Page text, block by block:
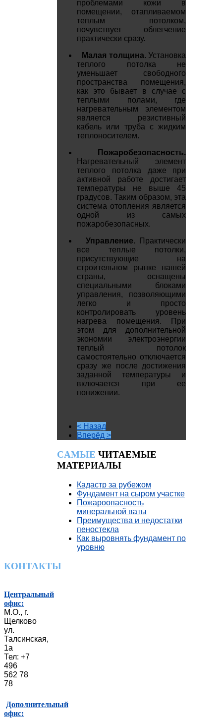
проблемами кожи в
помещении, отапливаемом
теплым потолком,
почувствует облегчение
практически сразу.
Малая толщина. Установка
теплого потолка не
уменьшает свободного
пространства помещения,
как это бывает в случае с
теплыми полами, где
нагревательным элементом
является резистивный
кабель или труба с жидким
теплоносителем.
Пожаробезопасность.
Нагревательный элемент
теплого потолка даже при
активной работе достигает
температуры не выше 45
градусов. Таким образом, эта
система отопления является
одной из самых
пожаробезопасных.
Управление. Практически
все теплые потолки,
присутствующие на
строительном рынке нашей
страны, оснащены
специальными блоками
управления, позволяющими
легко и просто
контролировать уровень
нагрева помещения. При
этом для дополнительной
экономии электроэнергии
теплый потолок
самостоятельно отключается
сразу же после достижения
заданной температуры и
включается при ее
понижении.
< Назад
Вперёд >
CАМЫЕ ЧИТАЕМЫЕ
МАТЕРИАЛЫ
Кадастр за рубежом
Фундамент на сыром участке
Пожароопасность
минеральной ваты
Преимущества и недостатки
пеностекла
Как выровнять фундамент по
уровню
КОНТАКТЫ
Центральный
офис:
М.О., г.
Щелково
ул.
Талсинская,
1а
Тел: +7
496
562 78
78
Дополнительный
офис: